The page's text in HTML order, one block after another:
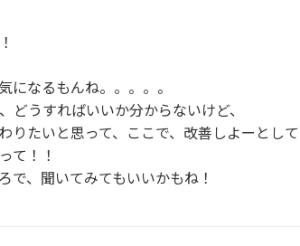
になるもんね。。。。。
どうすればいいか分からないけど、
りたいと思って、ここで、改善しよーとし
て！！
で、聞いてみてもいいかもね！